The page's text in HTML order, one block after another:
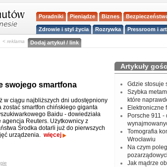
Poradniki Pieniądze Biznes
Zdrowie i styl życia Rozrywka Pressroom i
< reklama Dodaj artykuł / link
swojego smartfona
w ciągu najbliższych dni udostępniony
zostać smartfon chińskiego giganta
Baidu - dowiedziała
agencja Reuters. Użytkownicy z
Środka dotarli już do pierwszych
urządzenia. więcej
Artykuły
Gdzie stosuje
Szybka
które
Elektroniczne
Porsche 911
Tomografia
Wrocławiu
Na czym
Jak mądrze